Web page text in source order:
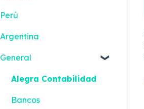
Perú
Argentina
General
Alegra Contabilidad
Bancos